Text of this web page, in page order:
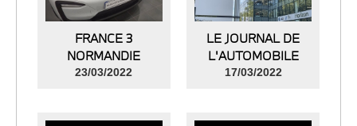
FRANCE 3
NORMANDIE
23/03/2022
LE JOURNAL DE
L'AUTOMOBILE
17/03/2022